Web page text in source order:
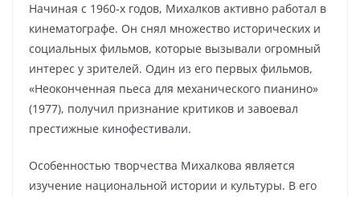
Начиная с 1960-х годов, Михалков активно работал в
кинематографе. Он снял множество исторических и
социальных фильмов, которые вызывали огромный
интерес у зрителей. Один из его первых фильмов,
«Неоконченная пьеса для механического пианино»
(1977), получил признание критиков и завоевал
престижные кинофестивали.
Особенностью творчества Михалкова является
изучение национальной истории и культуры. В его